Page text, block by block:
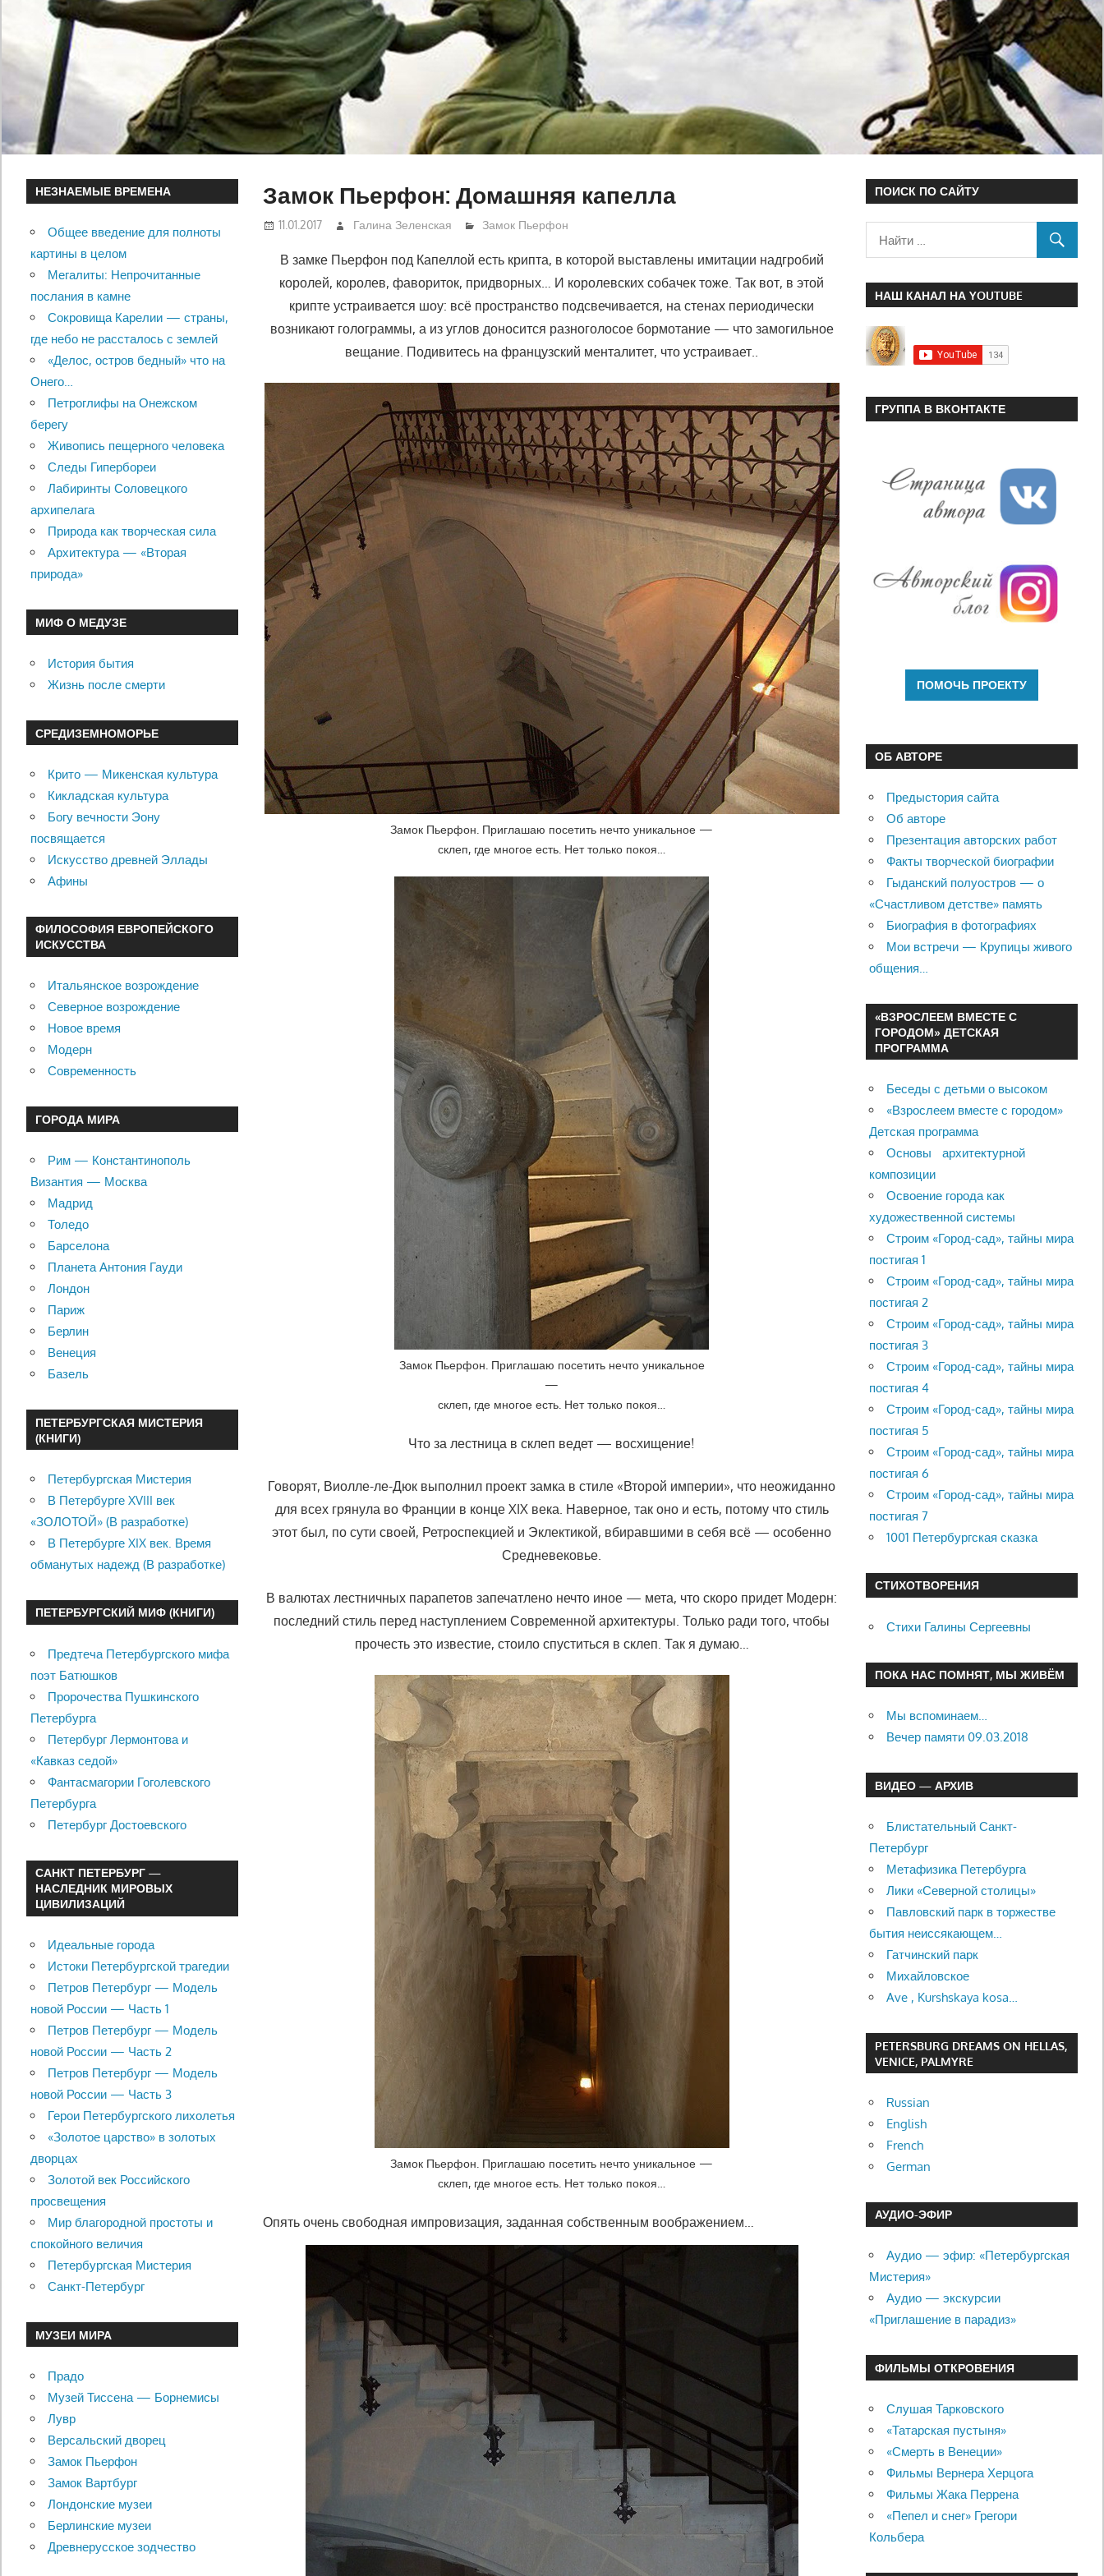
Замок Пьерфон: Домашняя капелла
11.01.2017 Галина Зеленская Замок Пьерфон
В замке Пьерфон под Капеллой есть крипта, в которой выставлены имитации надгробий
королей, королев, фавориток, придворных… И королевских собачек тоже. Так вот, в этой
крипте устраивается шоу: всё пространство подсвечивается, на стенах периодически
возникают голограммы, а из углов доносится разноголосое бормотание — что замогильное
вещание. Подивитесь на французский менталитет, что устраивает..
Замок Пьерфон. Приглашаю посетить нечто уникальное —
склеп, где многое есть. Нет только покоя…
Замок Пьерфон. Приглашаю посетить нечто уникальное
—
склеп, где многое есть. Нет только покоя…
Что за лестница в склеп ведет — восхищение!
Говорят, Виолле-ле-Дюк выполнил проект замка в стиле «Второй империи», что неожиданно
для всех грянула во Франции в конце XIX века. Наверное, так оно и есть, потому что стиль
этот был, по сути своей, Ретроспекцией и Эклектикой, вбиравшими в себя всё — особенно
Средневековье.
В валютах лестничных парапетов запечатлено нечто иное — мета, что скоро придет Модерн:
последний стиль перед наступлением Современной архитектуры. Только ради того, чтобы
прочесть это известие, стоило спуститься в склеп. Так я думаю…
Замок Пьерфон. Приглашаю посетить нечто уникальное —
склеп, где многое есть. Нет только покоя…
Опять очень свободная импровизация, заданная собственным воображением…
НЕЗНАЕМЫЕ ВРЕМЕНА
Общее введение для полноты
картины в целом
Мегалиты: Непрочитанные
послания в камне
Сокровища Карелии — страны,
где небо не рассталось с землей
«Делос, остров бедный» что на
Онего…
Петроглифы на Онежском
берегу
Живопись пещерного человека
Следы Гипербореи
Лабиринты Соловецкого
архипелага
Природа как творческая сила
Архитектура — «Вторая
природа»
МИФ О МЕДУЗЕ
История бытия
Жизнь после смерти
СРЕДИЗЕМНОМОРЬЕ
Крито — Микенская культура
Кикладская культура
Богу вечности Эону
посвящается
Искусство древней Эллады
Афины
ФИЛОСОФИЯ ЕВРОПЕЙСКОГО
ИСКУССТВА
Итальянское возрождение
Северное возрождение
Новое время
Модерн
Современность
ГОРОДА МИРА
Рим — Константинополь
Византия — Москва
Мадрид
Толедо
Барселона
Планета Антония Гауди
Лондон
Париж
Берлин
Венеция
Базель
ПЕТЕРБУРГСКАЯ МИСТЕРИЯ
(КНИГИ)
Петербургская Мистерия
В Петербурге XVIII век
«ЗОЛОТОЙ» (В разработке)
В Петербурге XIX век. Время
обманутых надежд (В разработке)
ПЕТЕРБУРГСКИЙ МИФ (КНИГИ)
Предтеча Петербургского мифа
поэт Батюшков
Пророчества Пушкинского
Петербурга
Петербург Лермонтова и
«Кавказ седой»
Фантасмагории Гоголевского
Петербурга
Петербург Достоевского
САНКТ ПЕТЕРБУРГ —
НАСЛЕДНИК МИРОВЫХ
ЦИВИЛИЗАЦИЙ
Идеальные города
Истоки Петербургской трагедии
Петров Петербург — Модель
новой России — Часть 1
Петров Петербург — Модель
новой России — Часть 2
Петров Петербург — Модель
новой России — Часть 3
Герои Петербургского лихолетья
«Золотое царство» в золотых
дворцах
Золотой век Российского
просвещения
Мир благородной простоты и
спокойного величия
Петербургская Мистерия
Санкт-Петербург
МУЗЕИ МИРА
Прадо
Музей Тиссена — Борнемисы
Лувр
Версальский дворец
Замок Пьерфон
Замок Вартбург
Лондонские музеи
Берлинские музеи
Древнерусское зодчество
ПОИСК ПО САЙТУ
НАШ КАНАЛ НА YOUTUBE
ГРУППА В ВКОНТАКТЕ
ОБ АВТОРЕ
Предыстория сайта
Об авторе
Презентация авторских работ
Факты творческой биографии
Гыданский полуостров — о
«Счастливом детстве» память
Биография в фотографиях
Мои встречи — Крупицы живого
общения…
«ВЗРОСЛЕЕМ ВМЕСТЕ С
ГОРОДОМ» ДЕТСКАЯ
ПРОГРАММА
Беседы с детьми о высоком
«Взрослеем вместе с городом»
Детская программа
Основы архитектурной
композиции
Освоение города как
художественной системы
Строим «Город-сад», тайны мира
постигая 1
Строим «Город-сад», тайны мира
постигая 2
Строим «Город-сад», тайны мира
постигая 3
Строим «Город-сад», тайны мира
постигая 4
Строим «Город-сад», тайны мира
постигая 5
Строим «Город-сад», тайны мира
постигая 6
Строим «Город-сад», тайны мира
постигая 7
1001 Петербургская сказка
СТИХОТВОРЕНИЯ
Стихи Галины Сергеевны
ПОКА НАС ПОМНЯТ, МЫ ЖИВЁМ
Мы вспоминаем…
Вечер памяти 09.03.2018
ВИДЕО — АРХИВ
Блистательный Санкт-
Петербург
Метафизика Петербурга
Лики «Северной столицы»
Павловский парк в торжестве
бытия неиссякающем…
Гатчинский парк
Михайловское
Ave , Kurshskaya kosa…
PETERSBURG DREAMS ON HELLAS,
VENICE, PALMYRE
Russian
English
French
German
АУДИО-ЭФИР
Аудио — эфир: «Петербургская
Мистерия»
Аудио — экскурсии
«Приглашение в парадиз»
ФИЛЬМЫ ОТКРОВЕНИЯ
Слушая Тарковского
«Татарская пустыня»
«Смерть в Венеции»
Фильмы Вернера Херцога
Фильмы Жака Перрена
«Пепел и снег» Грегори
Кольбера